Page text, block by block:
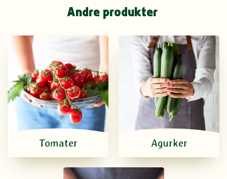
Andre produkter
Tomater Agurker